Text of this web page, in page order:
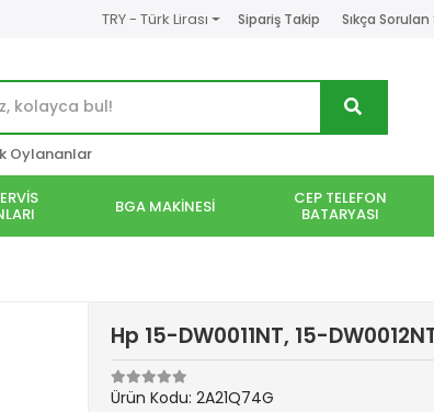
TRY - Türk Lirası Sipariş Takip Sıkça
Oylananlar
BGA MAKİNESİ CEP TELEFON
BATARYASI
Hp 15-DW0011NT, 15-
Ürün Kodu: 2A21Q74G